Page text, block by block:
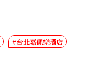
#台北嘉佩樂酒店